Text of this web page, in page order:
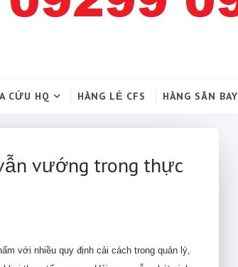
CỨU HQ HÀNG LẺ CFS HÀNG SÂN BAY
vướng trong thực
với nhiều quy định cải cách trong quản lý,